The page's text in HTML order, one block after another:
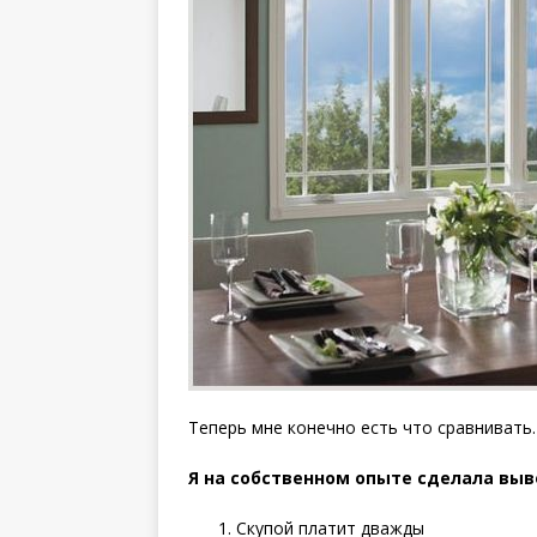
Теперь мне конечно есть что сравнивать.
Я на собственном опыте сделала
Скупой платит дважды